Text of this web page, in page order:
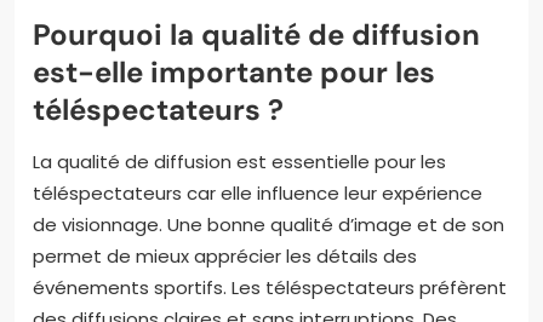
Pourquoi la qualité de diffusion
est-elle importante pour les
téléspectateurs ?
La qualité de diffusion est essentielle pour les
téléspectateurs car elle influence leur expérience
de visionnage. Une bonne qualité d’image et de son
permet de mieux apprécier les détails des
événements sportifs. Les téléspectateurs préfèrent